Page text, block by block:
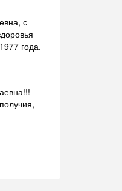
с
года.